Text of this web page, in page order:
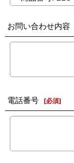
お問い合わせ内容
電話番号 [必須]